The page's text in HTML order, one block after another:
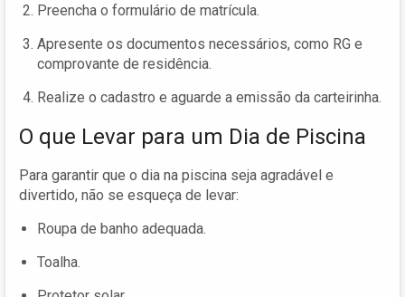
Preencha o formulário de matrícula.
Apresente os documentos necessários, como RG e
comprovante de residência.
Realize o cadastro e aguarde a emissão da carteirinha.
O que Levar para um Dia de Piscina
Para garantir que o dia na piscina seja agradável e
divertido, não se esqueça de levar:
Roupa de banho adequada.
Toalha.